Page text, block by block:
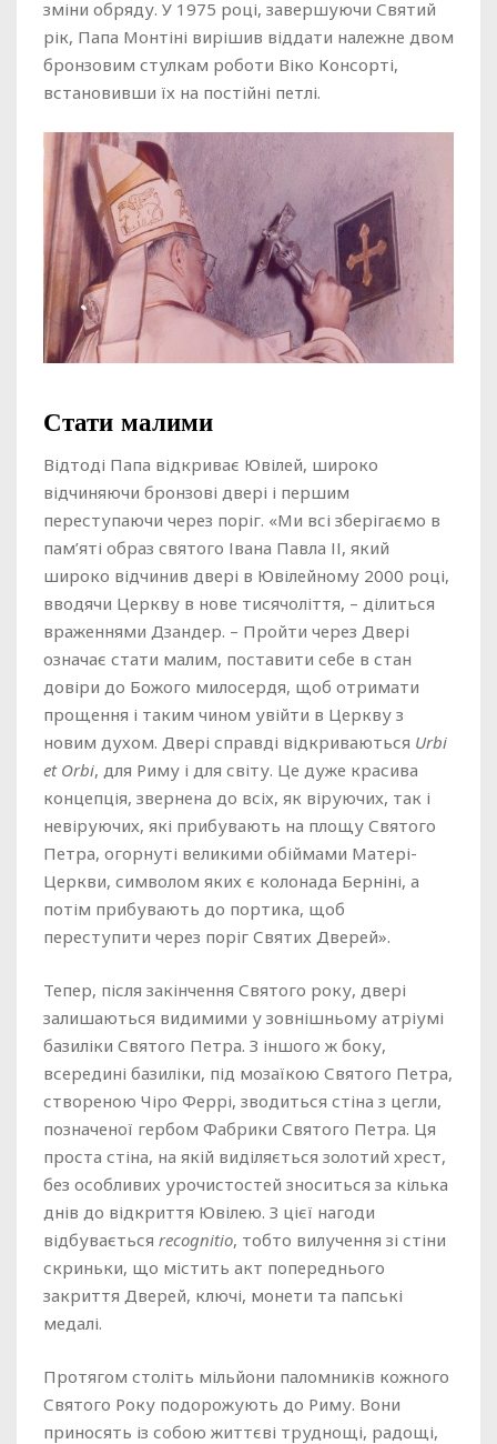
зміни обряду. У 1975 році, завершуючи Святий
рік, Папа Монтіні вирішив віддати належне двом
бронзовим стулкам роботи Віко Консорті,
встановивши їх на постійні петлі.
Стати малими
Відтоді Папа відкриває Ювілей, широко
відчиняючи бронзові двері і першим
переступаючи через поріг. «Ми всі зберігаємо в
пам’яті образ святого Івана Павла ІІ, який
широко відчинив двері в Ювілейному 2000 році,
вводячи Церкву в нове тисячоліття, – ділиться
враженнями Дзандер. – Пройти через Двері
означає стати малим, поставити себе в стан
довіри до Божого милосердя, щоб отримати
прощення і таким чином увійти в Церкву з
новим духом. Двері справді відкриваються Urbi
et Orbi, для Риму і для світу. Це дуже красива
концепція, звернена до всіх, як віруючих, так і
невіруючих, які прибувають на площу Святого
Петра, огорнуті великими обіймами Матері-
Церкви, символом яких є колонада Берніні, а
потім прибувають до портика, щоб
переступити через поріг Святих Дверей».
Тепер, після закінчення Святого року, двері
залишаються видимими у зовнішньому атріумі
базиліки Святого Петра. З іншого ж боку,
всередині базиліки, під мозаїкою Святого Петра,
створеною Чіро Феррі, зводиться стіна з цегли,
позначеної гербом Фабрики Святого Петра. Ця
проста стіна, на якій виділяється золотий хрест,
без особливих урочистостей зноситься за кілька
днів до відкриття Ювілею. З цієї нагоди
відбувається recognitio, тобто вилучення зі стіни
скриньки, що містить акт попереднього
закриття Дверей, ключі, монети та папські
медалі.
Протягом століть мільйони паломників кожного
Святого Року подорожують до Риму. Вони
приносять із собою життєві труднощі, радощі,